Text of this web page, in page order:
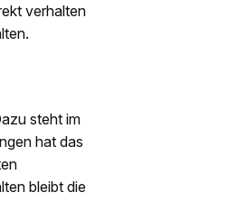
verhalten
steht im
hat das
bleibt die